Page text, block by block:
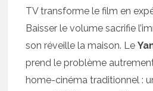
TV transforme le film en
Baisser le volume sacrifie
son réveille la maison. Le
prend le problème
home-cinéma traditionnel :